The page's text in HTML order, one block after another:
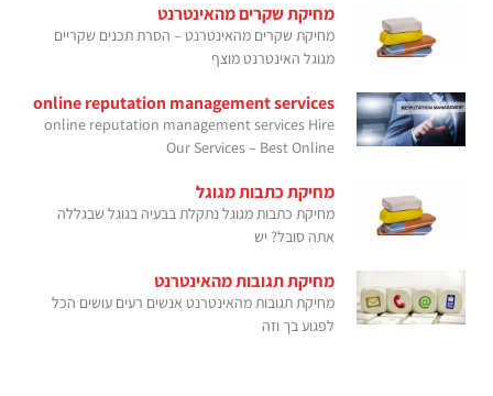
מחיקת שקרים מהאינטרנט
מחיקת שקרים מהאינטרנט – הסרת תכנים שקריים
מגוגל האינטרנט מוצף
online reputation management services
online reputation management services Hire
Our Services – Best Online
מחיקת כתבות מגוגל
מחיקת כתבות מגוגל נתקלת בבעיה בגוגל שבגללה
אתה סובל? יש
מחיקת תגובות מהאינטרנט
מחיקת תגובות מהאינטרנט אנשים רעים עושים הכל
לפגוע בך וזה